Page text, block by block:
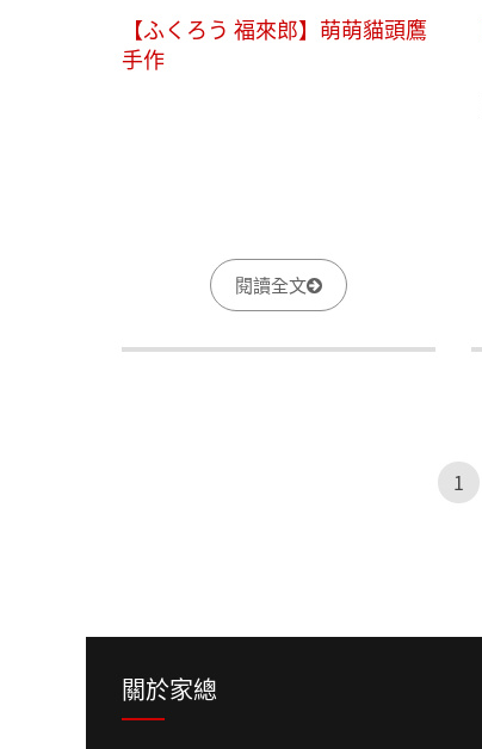
【ふくろう 福來郎】萌萌貓頭鷹
手作
閱讀全文
1
關於家總